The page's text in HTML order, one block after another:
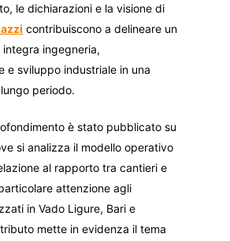
le dichiarazioni e la visione di
contribuiscono a delineare un
ingegneria,
e sviluppo industriale in una
periodo.
è stato pubblicato su
si analizza il modello operativo
al rapporto tra cantieri e
attenzione agli
in Vado Ligure, Bari e
mette in evidenza il tema